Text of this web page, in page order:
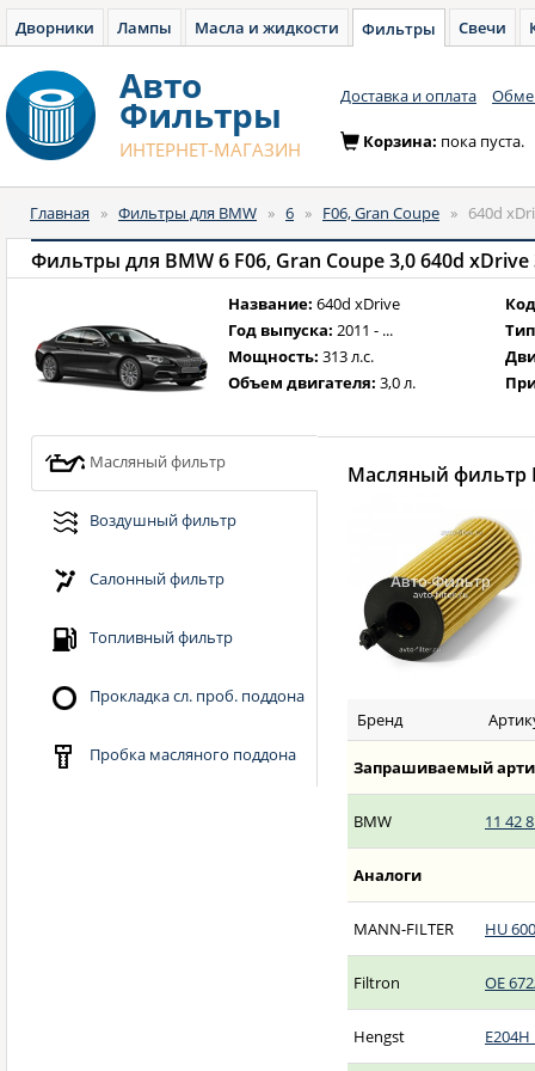
Дворники Лампы Масла и жидкости Фильтры Свечи
Авто
Фильтры
ИНТЕРНЕТ-МАГАЗИН
Доставка и оплата
Корзина: пока пуста.
Главная » Фильтры для BMW » 6 » F06, Gran Coupe » 640d
Фильтры для BMW 6 F06, Gran Coupe 3,0 640d xDrive
Название: 640d xDrive
Год выпуска: 2011 - ...
Мощность: 313 л.с.
Объем двигателя: 3,0 л.
Масляный фильтр
Воздушный фильтр
Салонный фильтр
Топливный фильтр
Прокладка сл. проб. поддона
Пробка масляного поддона
Масляный фильтр
Бренд
Запрашиваемый
BMW 11 42
Аналоги
MANN-FILTER HU
Filtron OE
Hengst E204H